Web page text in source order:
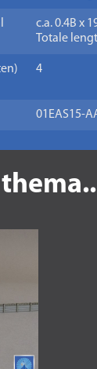
c.a. 0.4B x
Totale
4
01EAS15-